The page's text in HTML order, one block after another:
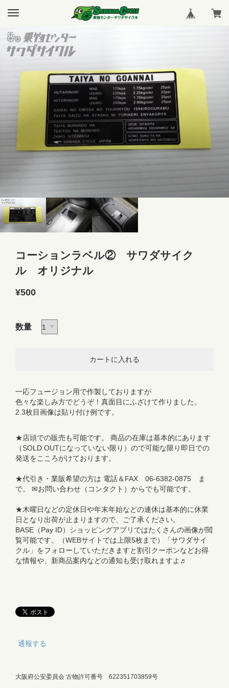
コーションラベル② サワダサイク
ル オリジナル
¥500
数量
一応フュージョン用で作製しておりますが
色々な楽しみ方でどうぞ！真面目にふざけて作りました。
2.3枚目画像は貼り付け例です。
★店頭での販売も可能です。 商品の在庫は基本的にあります
（SOLD OUTになっていない限り）ので可能な限り即日での
発送をこころがけております。
★代引き・業販希望の方は 電話＆FAX 06-6382-0875 ま
で。 ✉お問い合わせ（コンタクト）からでも可能です。
★木曜日などの定休日や年末年始などの連休は基本的に休業
日となり出荷が止まりますので、ご了承ください。
BASE（Pay ID）ショッピングアプリではたくさんの画像が閲
覧可能です。（WEBサイトでは上限5枚まで）「サワダサイ
クル」をフォローしていただきますと割引クーポンなどお得
な情報や、新商品案内などの通知も受け取れますよ♬
通報する
大阪府公安委員会 古物許可番号 622351703859号